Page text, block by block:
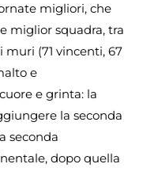
migliori, che
miglior squadra, tra
muri (71 vincenti, 67
e
e grinta: la
la seconda
seconda
dopo quella